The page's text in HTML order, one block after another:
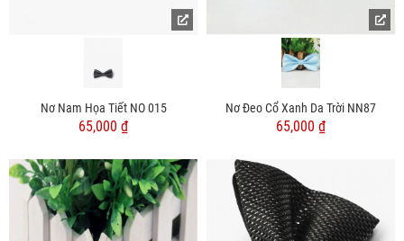
Nơ Nam Họa Tiết NO 015
65,000 ₫
Nơ Đeo Cổ Xanh Da Trời NN87
65,000 ₫